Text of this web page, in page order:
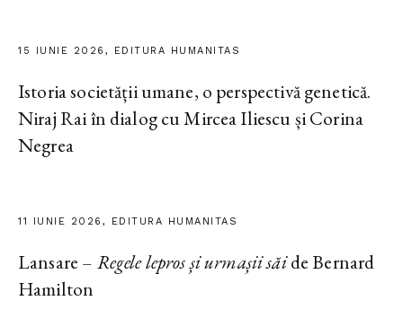
15 IUNIE 2026, EDITURA HUMANITAS
Istoria societății umane, o perspectivă genetică.
Niraj Rai în dialog cu Mircea Iliescu și Corina
Negrea
11 IUNIE 2026, EDITURA HUMANITAS
Lansare – Regele lepros și urmașii săide Bernard
Hamilton